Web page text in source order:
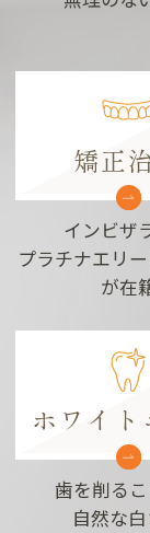
矯正
インビザ
プラチナエリ
が在
ホワイト
歯を削るこ
自然な